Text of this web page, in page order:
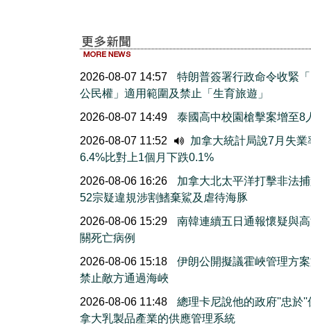
2026-08-07 14:57
特朗普簽署行政命令收緊
公民權」適用範圍及禁止「生育旅遊」
2026-08-07 14:49
泰國高中校園槍擊案增至8
2026-08-07 11:52
加拿大統計局說7月失業
6.4%比對上1個月下跌0.1%
2026-08-06 16:26
加拿大北太平洋打擊非法
52宗疑違規涉割鰭棄鯊及虐待海豚
2026-08-06 15:29
南韓連續五日通報懷疑與
關死亡病例
2026-08-06 15:18
伊朗公開擬議霍峽管理方
禁止敵方通過海峽
2026-08-06 11:48
總理卡尼說他的政府''忠於''
拿大乳製品產業的供應管理系統